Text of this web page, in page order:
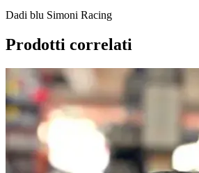
Dadi blu Simoni Racing
Prodotti correlati